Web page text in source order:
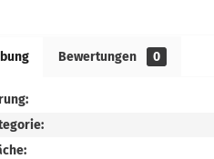
Bewertungen 0